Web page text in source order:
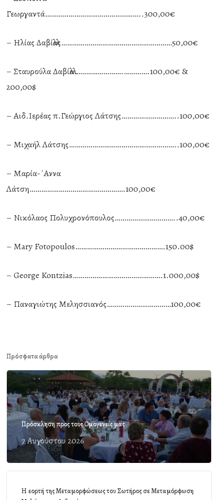
Γεωργαντά…………………………………………..300,00€
– Ηλίας Δαβίλλας…………………………………………………50,00€
– Σταυρούλα Δαβίλλα…………………….………….100,00€ &
200,00$
– Αιδ.Ιερέας π.Γεώργιος Λάτσης………………………..100,00€
– Μιχαήλ Λάτσης………………………………………………..100,00€
– Μαρία-΄Αννα
Λάτση………………………………………….100,00€
– Νικόλαος Πολυχρονόπουλος…………………………..40,00€
– Mary Fotopoulos……………………………………….150.00$
– George Kontzias……………………………………….1.000,00$
– Παναγιώτης Μελησσιανός……………………………100,00€
Πρόσφατα άρθρα
Πρόσκληση προς τους Ομογενείς μας
7 Αυγούστου 2026
Η εορτή της Μεταμορφώσεως του Σωτήρος σε Μεταμόρφωση